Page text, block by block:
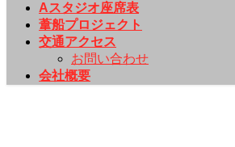
Aスタジオ座席表
葦船プロジェクト
交通アクセス
お問い合わせ
会社概要